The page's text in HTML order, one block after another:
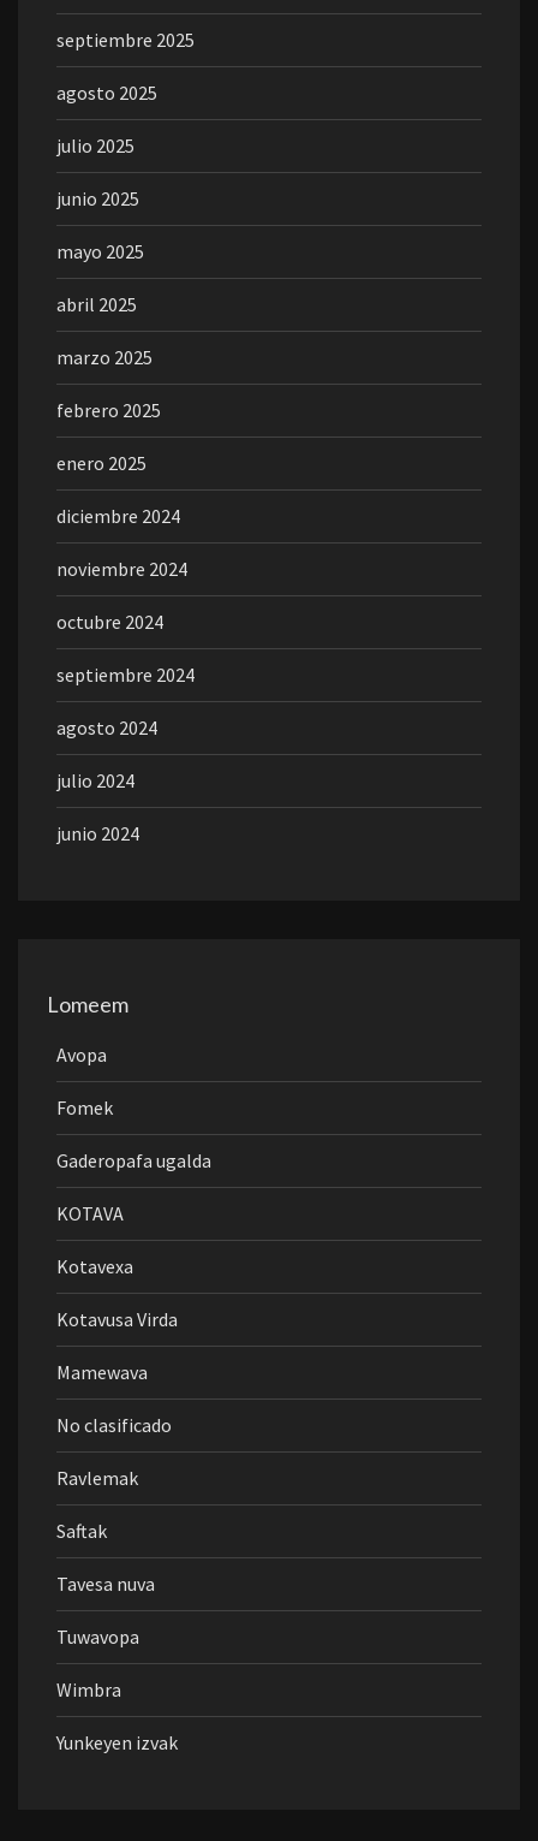
septiembre 2025
agosto 2025
julio 2025
junio 2025
mayo 2025
abril 2025
marzo 2025
febrero 2025
enero 2025
diciembre 2024
noviembre 2024
octubre 2024
septiembre 2024
agosto 2024
julio 2024
junio 2024
Lomeem
Avopa
Fomek
Gaderopafa ugalda
KOTAVA
Kotavexa
Kotavusa Virda
Mamewava
No clasificado
Ravlemak
Saftak
Tavesa nuva
Tuwavopa
Wimbra
Yunkeyen izvak